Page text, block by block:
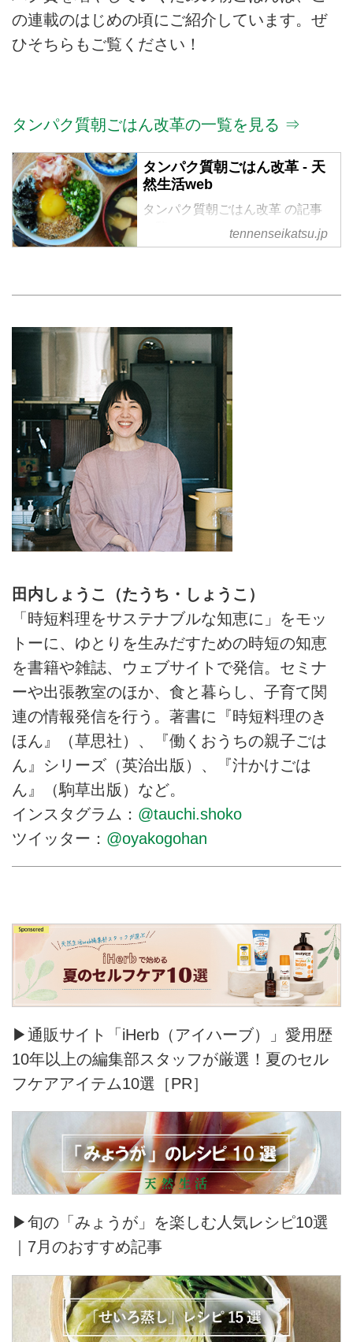
の連載のはじめの頃にご紹介しています。ぜ
ひそちらもご覧ください！
タンパク質朝ごはん改革の一覧を見る ⇒
タンパク質朝ごはん改革 - 天
然生活web
タンパク質朝ごはん改革 の記事
tennenseikatsu.jp
田内しょうこ（たうち・しょうこ）
「時短料理をサステナブルな知恵に」をモッ
トーに、ゆとりを生みだすための時短の知恵
を書籍や雑誌、ウェブサイトで発信。セミナ
ーや出張教室のほか、食と暮らし、子育て関
連の情報発信を行う。著書に『時短料理のき
ほん』（草思社）、『働くおうちの親子ごは
ん』シリーズ（英治出版）、『汁かけごは
ん』（駒草出版）など。
インスタグラム： @tauchi.shoko
ツイッター： @oyakogohan
▶通販サイト「iHerb（アイハーブ）」愛用歴
10年以上の編集部スタッフが厳選！夏のセル
フケアアイテム10選［PR］
▶旬の「みょうが」を楽しむ人気レシピ10選
｜7月のおすすめ記事